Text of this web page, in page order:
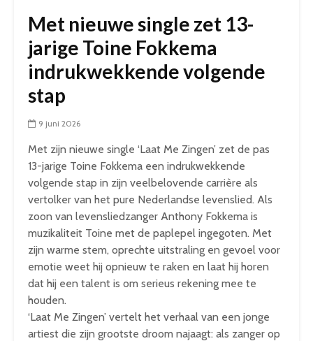
Met nieuwe single zet 13-
jarige Toine Fokkema
indrukwekkende volgende
stap
9 juni 2026
Met zijn nieuwe single ‘Laat Me Zingen’ zet de pas
13-jarige Toine Fokkema een indrukwekkende
volgende stap in zijn veelbelovende carrière als
vertolker van het pure Nederlandse levenslied. Als
zoon van levensliedzanger Anthony Fokkema is
muzikaliteit Toine met de paplepel ingegoten. Met
zijn warme stem, oprechte uitstraling en gevoel voor
emotie weet hij opnieuw te raken en laat hij horen
dat hij een talent is om serieus rekening mee te
houden.
‘Laat Me Zingen’ vertelt het verhaal van een jonge
artiest die zijn grootste droom najaagt: als zanger op